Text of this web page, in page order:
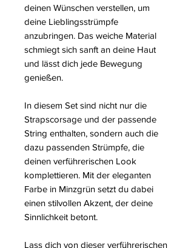
deinen Wünschen verstellen, um
deine Lieblingsstrümpfe
anzubringen. Das weiche Material
schmiegt sich sanft an deine Haut
und lässt dich jede Bewegung
genießen.
In diesem Set sind nicht nur die
Strapscorsage und der passende
String enthalten, sondern auch die
dazu passenden Strümpfe, die
deinen verführerischen Look
komplettieren. Mit der eleganten
Farbe in Minzgrün setzt du dabei
einen stilvollen Akzent, der deine
Sinnlichkeit betont.
Lass dich von dieser verführerischen